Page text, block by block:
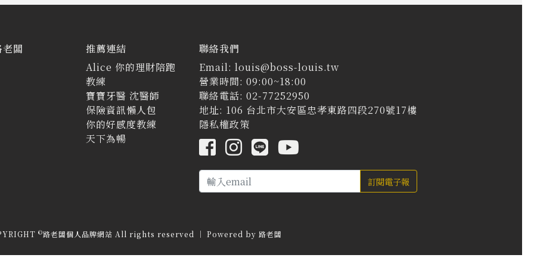
闆
推薦連結
Alice 你的理財陪跑
教練
寶寶牙醫 沈醫師
保險資訊懶人包
你的好感度教練
天下為暢
聯絡我們
Email: louis@boss-louis.tw
營業時間: 09:00~18:00
聯絡電話: 02-77252950
地址: 106 台北市大安區忠孝東路四段270號17樓
隱私權政策
訂閱電子報
©路老闆個人品牌網站 All rights reserved ｜ Powered by 路老闆